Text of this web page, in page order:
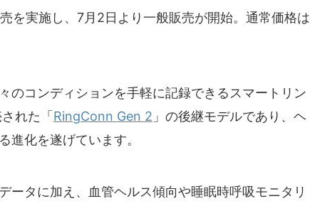
を実施し、7月2日より一般販売が開始。通常価格は
のコンディションを手軽に記録できるスマートリン
れた「RingConn Gen 2 」の後継モデルであり、ヘ
進化を遂げています。
ータに加え、血管ヘルス傾向や睡眠時呼吸モニタリ